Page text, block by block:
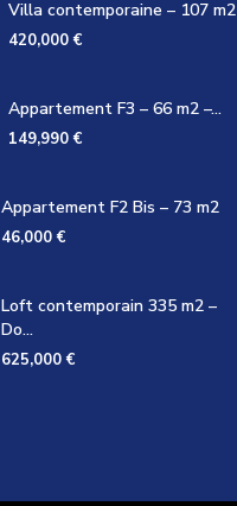
Villa contemporaine – 107 m2
420,000 €
Appartement F3 – 66 m2 –...
149,990 €
Appartement F2 Bis – 73 m2
46,000 €
Loft contemporain 335 m2 –
Do...
625,000 €